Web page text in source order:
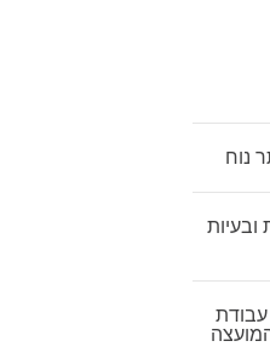
נוח
ובעיות